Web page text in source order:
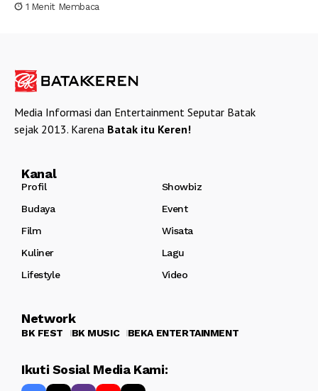
1 Menit Membaca
Media Informasi dan Entertainment Seputar Batak
sejak 2013. Karena Batak itu Keren!
Kanal
Profil
Showbiz
Budaya
Event
Film
Wisata
Kuliner
Lagu
Lifestyle
Video
Network
BK FEST BK MUSIC BEKA ENTERTAINMENT
Ikuti Sosial Media Kami: